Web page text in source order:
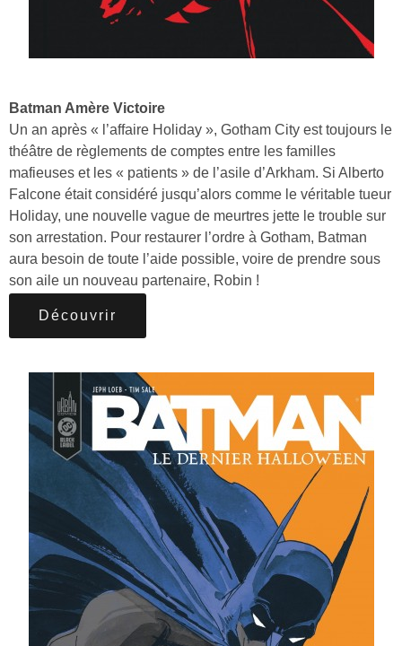
Batman Amère Victoire
Un an après « l’affaire Holiday », Gotham City est toujours le
théâtre de règlements de comptes entre les familles
mafieuses et les « patients » de l’asile d’Arkham. Si Alberto
Falcone était considéré jusqu’alors comme le véritable tueur
Holiday, une nouvelle vague de meurtres jette le trouble sur
son arrestation. Pour restaurer l’ordre à Gotham, Batman
aura besoin de toute l’aide possible, voire de prendre sous
son aile un nouveau partenaire, Robin !
Découvrir